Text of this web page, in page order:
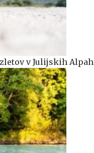
v Julijskih Alpah